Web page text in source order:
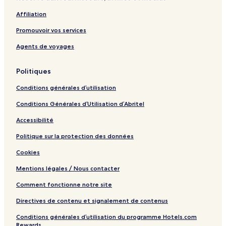
s
d
u
M
u
s
Affiliation
Promouvoir vos services
Agents de voyages
Politiques
Conditions générales d’utilisation
Conditions Générales d’Utilisation d’Abritel
Accessibilité
Politique sur la protection des données
Cookies
Mentions légales / Nous contacter
Comment fonctionne notre site
Directives de contenu et signalement de contenus
Conditions générales d’utilisation du programme Hotels.com